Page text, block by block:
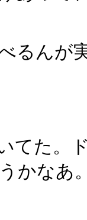
るんが
てた。
かなあ